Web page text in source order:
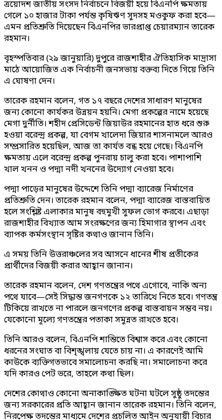
ত্রয়োদশ জাতীয় সংসদ নির্বাচনে বিজয়ী হয়ে বিএনপি ক্ষমতায়
গেলে ১০ হাজার টাকা পর্যন্ত কৃষিঋণ সুদসহ মওকুফ করা হবে—
এমন প্রতিশ্রুতি দিয়েছেন বিএনপির ভারপ্রাপ্ত চেয়ারম্যান তারেক
রহমান।
বৃহস্পতিবার (২৯ জানুয়ারি) দুপুরে রাজশাহীর ঐতিহাসিক মাদ্রাসা
মাঠে আয়োজিত এক নির্বাচনী জনসভায় বক্তব্য দিতে গিয়ে তিনি
এ ঘোষণা দেন।
তারেক রহমান বলেন, গত ১৭ বছরে দেশের সাধারণ মানুষের
জন্য কোনো কার্যকর উন্নয়ন হয়নি। মেগা প্রকল্পের নামে হয়েছে
মেগা দুর্নীতি। শহীদ প্রেসিডেন্ট জিয়াউর রহমানের হাত ধরে শুরু
হওয়া বরেন্দ্র প্রকল্প, যা বেগম খালেদা জিয়ার শাসনামলে আরও
সম্প্রসারিত হয়েছিল, আজ তা কার্যত বন্ধ হয়ে গেছে। বিএনপি
ক্ষমতায় এলে বরেন্দ্র প্রকল্প পুনরায় চালু করা হবে। পাশাপাশি
খাল খনন ও পদ্মা নদী খননের উদ্যোগ নেওয়া হবে।
পদ্মা পাড়ের মানুষের উদ্দেশে তিনি পদ্মা ব্যারেজ নির্মাণের
প্রতিশ্রুতি দেন। তারেক রহমান বলেন, পদ্মা ব্যারেজ বাস্তবায়িত
হলে সংশ্লিষ্ট এলাকার মানুষ বহুমুখী সুফল ভোগ করবে। এছাড়া
রাজশাহীর বিখ্যাত আম সংরক্ষণের জন্য হিমাগার স্থাপন এবং
ব্যাপক কর্মসংস্থান সৃষ্টির কথাও জানান তিনি।
এ সময় তিনি উত্তরাঞ্চলের সব আসনে ধানের শীষ প্রতীকের
প্রার্থীদের বিজয়ী করার আহ্বান জানান।
তারেক রহমান বলেন, দেশ গণতন্ত্রের পথে এগোবে, নাকি অন্য
পথে যাবে—সেই সিদ্ধান্ত জনগণকে ১২ তারিখে নিতে হবে। গণতন্ত্র
টিকিয়ে রাখতে না পারলে জনগণের প্রকল্প বাস্তবায়ন সম্ভব নয়।
যেকোনো মূল্যে গণতন্ত্রের পতাকা সমুন্নত রাখতে হবে।
তিনি আরও বলেন, বিএনপি শান্তিতে বিশ্বাস করে এবং কোনো
ধরনের সংঘাত বা বিশৃঙ্খলায় যেতে চায় না। এ কারণেই আমি
কাউকে ব্যক্তিগতভাবে সমালোচনা করছি না। সমালোচনা করে
যদি কারও পেট ভরে, তাহলে কথা ছিল।
দেশের কোথাও কোনো অনাকাঙ্ক্ষিত ঘটনা ঘটলে সুষ্ঠু তদন্তের
জন্য সরকারের প্রতি আহ্বান জানান তারেক রহমান। তিনি বলেন,
নিরপেক্ষ তদন্তের মাধ্যমে দেশের প্রচলিত আইন অনুযায়ী বিচার